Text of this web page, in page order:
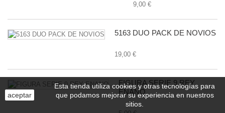
9,00 €
5163 DUO PACK DE NOVIOS
19,00 €
FIGURA SERIE 9 REY
ENANO
aceptar
Esta tienda utiliza cookies y otras tecnologías para
que podamos mejorar su experiencia en nuestros
sitios.